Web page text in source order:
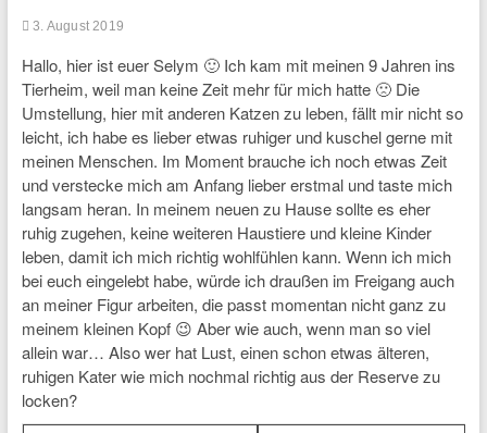
3. August 2019
Hallo, hier ist euer Selym 🙂 Ich kam mit meinen 9 Jahren ins
Tierheim, weil man keine Zeit mehr für mich hatte 🙁 Die
Umstellung, hier mit anderen Katzen zu leben, fällt mir nicht so
leicht, ich habe es lieber etwas ruhiger und kuschel gerne mit
meinen Menschen. Im Moment brauche ich noch etwas Zeit
und verstecke mich am Anfang lieber erstmal und taste mich
langsam heran. In meinem neuen zu Hause sollte es eher
ruhig zugehen, keine weiteren Haustiere und kleine Kinder
leben, damit ich mich richtig wohlfühlen kann. Wenn ich mich
bei euch eingelebt habe, würde ich draußen im Freigang auch
an meiner Figur arbeiten, die passt momentan nicht ganz zu
meinem kleinen Kopf 😉 Aber wie auch, wenn man so viel
allein war… Also wer hat Lust, einen schon etwas älteren,
ruhigen Kater wie mich nochmal richtig aus der Reserve zu
locken?